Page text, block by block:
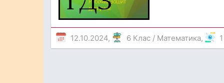
12.10.2024, 6 Клас / Математика,